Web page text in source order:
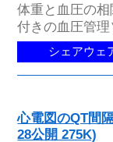
体重と血圧の
付きの血圧管理
シェアウェ
心電図のQT間
28公開 275K)